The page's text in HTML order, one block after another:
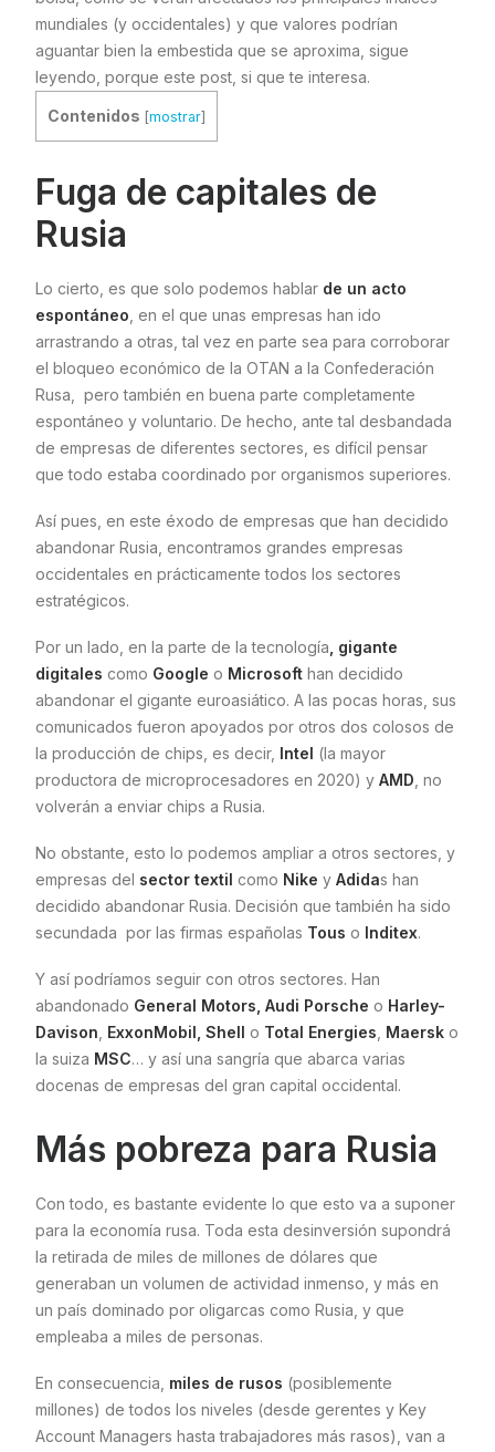
mundiales (y occidentales) y que valores podrían
aguantar bien la embestida que se aproxima, sigue
leyendo, porque este post, si que te interesa.
Contenidos [mostrar]
Fuga de capitales de
Rusia
Lo cierto, es que solo podemos hablar de un acto
espontáneo , en el que unas empresas han ido
arrastrando a otras, tal vez en parte sea para corroborar
el bloqueo económico de la OTAN a la Confederación
Rusa, pero también en buena parte completamente
espontáneo y voluntario. De hecho, ante tal desbandada
de empresas de diferentes sectores, es difícil pensar
que todo estaba coordinado por organismos superiores.
Así pues, en este éxodo de empresas que han decidido
abandonar Rusia, encontramos grandes empresas
occidentales en prácticamente todos los sectores
estratégicos.
Por un lado, en la parte de la tecnología , gigante
digitales como Google o Microsoft han decidido
abandonar el gigante euroasiático. A las pocas horas, sus
comunicados fueron apoyados por otros dos colosos de
la producción de chips, es decir, Intel (la mayor
productora de microprocesadores en 2020) y AMD , no
volverán a enviar chips a Rusia.
No obstante, esto lo podemos ampliar a otros sectores, y
empresas del sector textil como Nike y Adidas han
decidido abandonar Rusia. Decisión que también ha sido
secundada por las firmas españolas Tous o Inditex.
Y así podríamos seguir con otros sectores. Han
abandonado General Motors, Audi Porsche o Harley-
Davison ExxonMobil, Shell o Total Energies Maersk o
la suiza MSC… y así una sangría que abarca varias
docenas de empresas del gran capital occidental.
Más pobreza para Rusia
Con todo, es bastante evidente lo que esto va a suponer
para la economía rusa. Toda esta desinversión supondrá
la retirada de miles de millones de dólares que
generaban un volumen de actividad inmenso, y más en
un país dominado por oligarcas como Rusia, y que
empleaba a miles de personas.
En consecuencia, miles de rusos (posiblemente
millones) de todos los niveles (desde gerentes y Key
Account Managers hasta trabajadores más rasos), van a